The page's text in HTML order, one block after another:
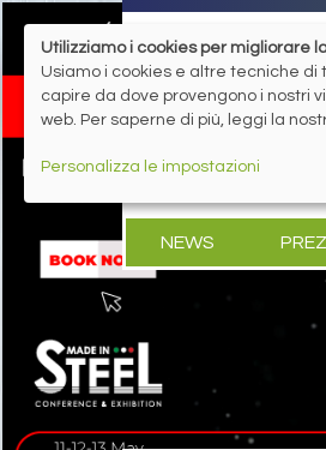
NEWS
Utilizziamo i cookies per migliorare
Usiamo i cookies e altre tecniche
capire da dove provengono i nostri
web. Per saperne di più, leggi la
Personalizza le impostazioni